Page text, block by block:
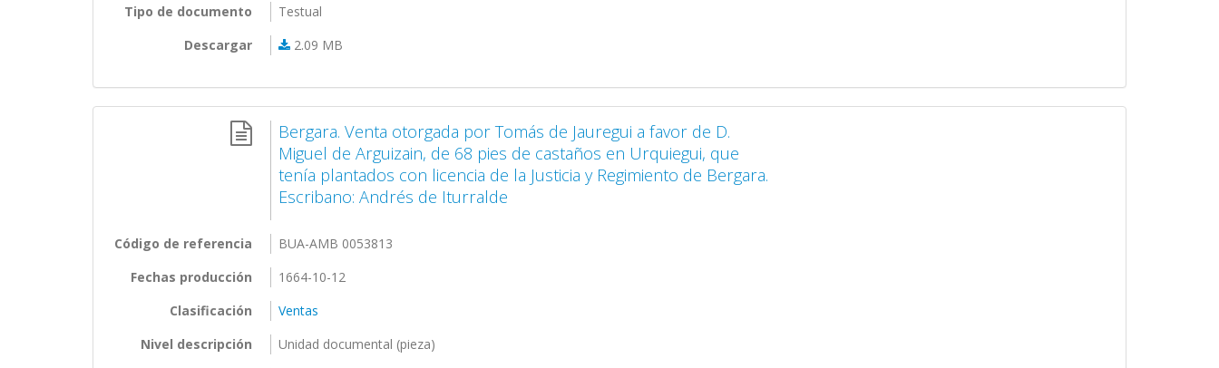
Tipo de documento
Testual
Descargar
2.09 MB
Bergara. Venta otorgada por Tomás de Jauregui a favor de D.
Miguel de Arguizain, de 68 pies de castaños en Urquiegui, que
tenía plantados con licencia de la Justicia y Regimiento de Bergara.
Escribano: Andrés de Iturralde
Código de referencia
BUA-AMB 0053813
Fechas producción
1664-10-12
Clasificación
Ventas
Nivel descripción
Unidad documental (pieza)